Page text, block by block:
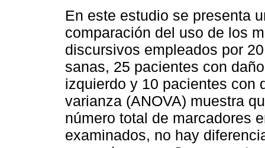
En este estudio se presenta
comparación del uso de los
discursivos empleados por
sanas, 25 pacientes con
izquierdo y 10 pacientes con
varianza (ANOVA) muestra
número total de marcadores
examinados, no hay